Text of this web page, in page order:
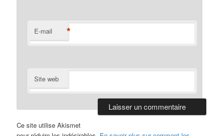
E-mail *
Site web
Ce site utilise Akismet